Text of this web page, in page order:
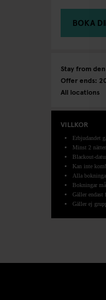
BOKA
Stay from
Offer ends:
All locations
VILLKOR
Erbjudandet
Minst 2
Blackout-
Kan inte
Alla
Bokningar
Gäller endast
Gäller ej